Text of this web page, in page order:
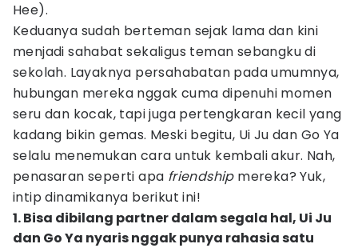
Hee).
Keduanya sudah berteman sejak lama dan kini
menjadi sahabat sekaligus teman sebangku di
sekolah. Layaknya persahabatan pada umumnya,
hubungan mereka nggak cuma dipenuhi momen
seru dan kocak, tapi juga pertengkaran kecil yang
kadang bikin gemas. Meski begitu, Ui Ju dan Go Ya
selalu menemukan cara untuk kembali akur. Nah,
penasaran seperti apa friendshipmereka? Yuk,
intip dinamikanya berikut ini!
1. Bisa dibilang partner dalam segala hal, Ui Ju
dan Go Ya nyaris nggak punya rahasia satu